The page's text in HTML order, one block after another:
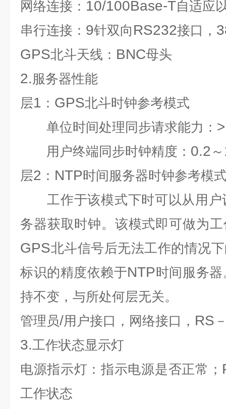
网络连接： 10/100Base-T自适应
串行连接： 9针双向 RS232接口，
GPS北斗天线： BNC母头
2.服务器性能
层1 ： GPS北斗时钟参考模式
单位时间处理同步请求能力：
用户终端同步时钟精度： 0.2 ～
层2 ： NTP时间服务器时钟参考模
工作于该模式下时可以从用户
务器获取时钟。该模式即可做为
GPS北斗信号后无法工作的情况
标识的精度依赖于NTP时间服务器
持不变，与所处何层无关。
管理员/用户接口，网络接口， RS
3.工作状态显示灯
电源指示灯：指示电源是否正常；
工作状态